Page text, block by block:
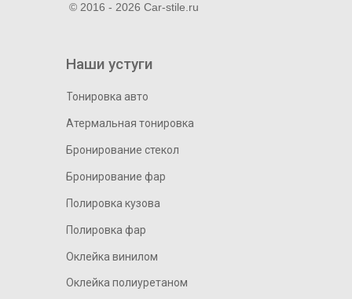
Наши устуги
Тонировка авто
Атермальная тонировка
Бронирование стекол
Бронирование фар
Оклейка винилом
Оклейка полиуретаном
Полировка кузова
Полировка фар
© 2016 - 2026 Car-stile.ru